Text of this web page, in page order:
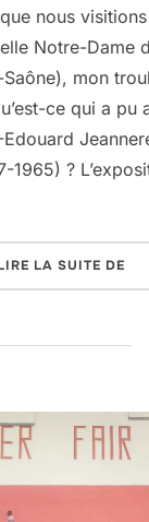
nous
Notre-Dame
mon
ce qui a pu
1965) ?
LA SUITE DE